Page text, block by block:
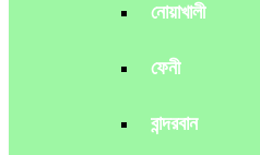
নোয়াখালী
ফেনী
বান্দরবান